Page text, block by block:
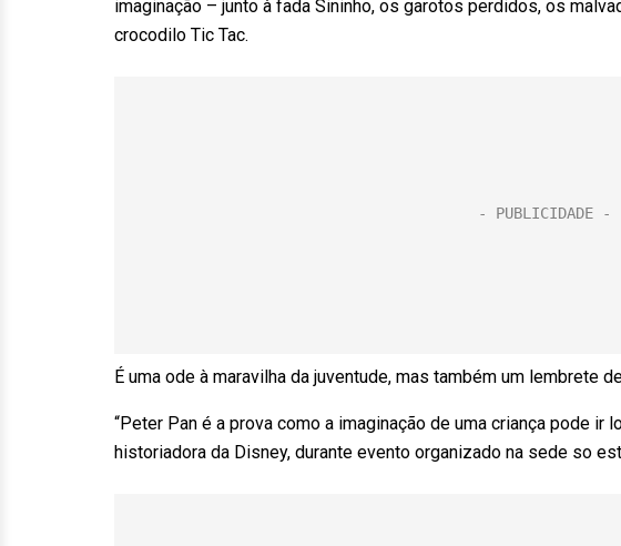
imaginação – junto à fada Sininho, os garotos perdidos, os
crocodilo Tic Tac.
É uma ode à maravilha da juventude, mas também um lembrete
“Peter Pan é a prova como a imaginação de uma criança pode ir
historiadora da Disney, durante evento organizado na sede so